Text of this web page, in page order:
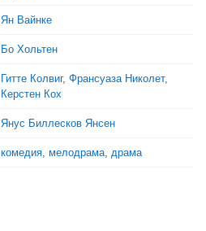
Ян Вайнке
Бо Хольтен
Гитте Колвиг, Франсуаза Николет,
Керстен Кох
Янус Биллесков Янсен
комедия, мелодрама, драма